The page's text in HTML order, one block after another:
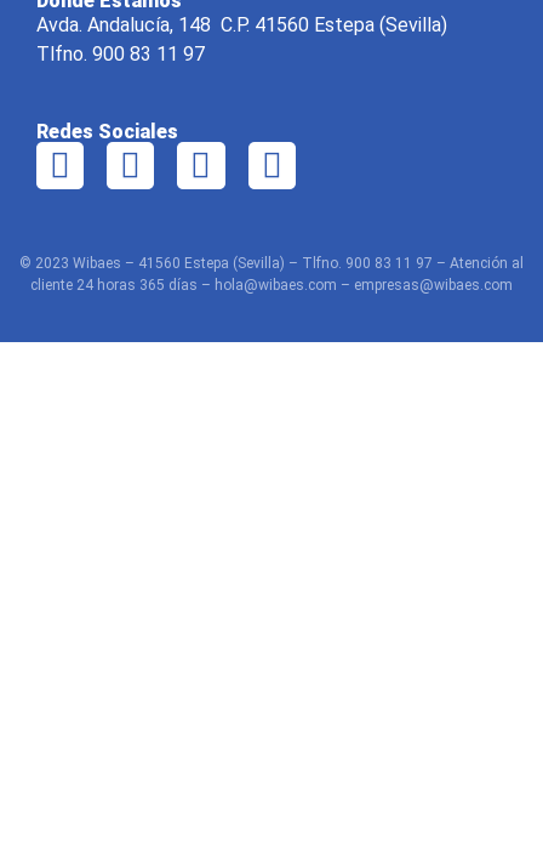
Avda. Andalucía, 148 C.P. 41560 Estepa (Sevilla)
Tlfno. 900 83 11 97
Redes Sociales
© 2023 Wibaes – 41560 Estepa (Sevilla) – Tlfno. 900 83 11 97 – Atención al
cliente 24 horas 365 días – hola@wibaes.com – empresas@wibaes.com